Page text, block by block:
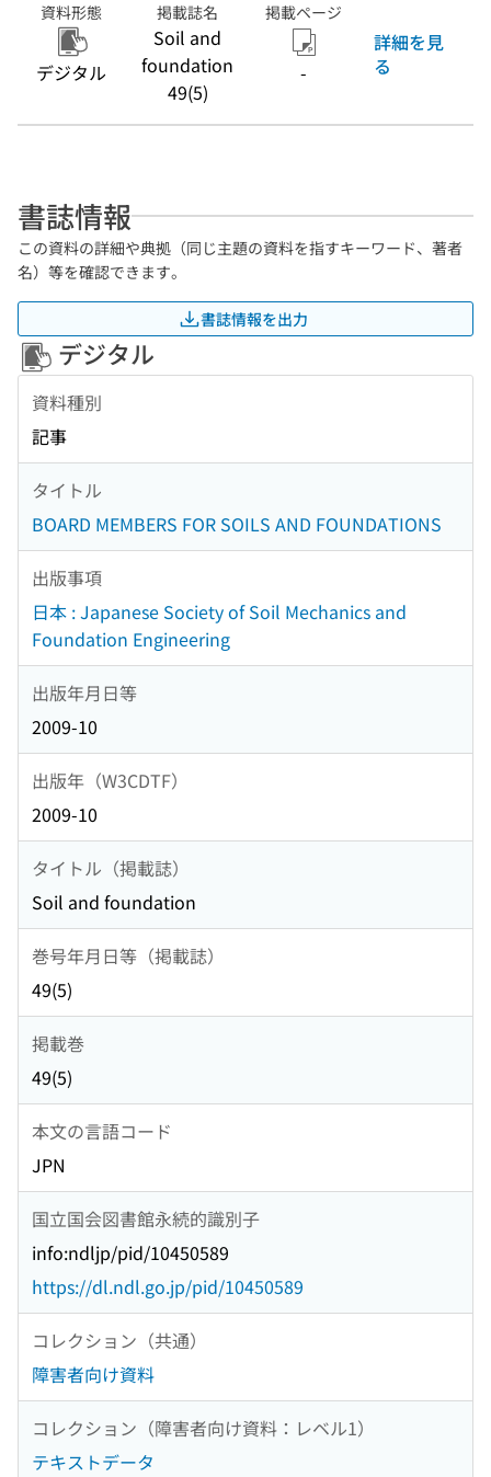
資料形態
デジタル
掲載誌名
Soil and
foundation
49(5)
掲載ページ
-
詳細を見
る
書誌情報
この資料の詳細や典拠（同じ主題の資料を指すキーワード、著者
名）等を確認できます。
書誌情報を出力
デジタル
資料種別
記事
タイトル
BOARD MEMBERS FOR SOILS AND FOUNDATIONS
出版事項
日本 : Japanese Society of Soil Mechanics and
Foundation Engineering
出版年月日等
2009-10
出版年（W3CDTF）
2009-10
タイトル（掲載誌）
Soil and foundation
巻号年月日等（掲載誌）
49(5)
掲載巻
49(5)
本文の言語コード
JPN
国立国会図書館永続的識別子
info:ndljp/pid/10450589
https://dl.ndl.go.jp/pid/10450589
コレクション（共通）
障害者向け資料
コレクション（障害者向け資料：レベル1）
テキストデータ